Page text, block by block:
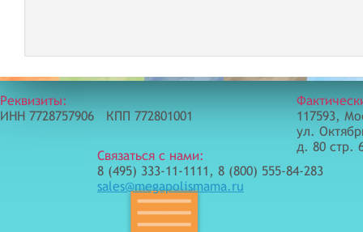
Реквизиты:
ИНН 7728757906 КПП 772801001
Связаться с нами:
8 (495) 333-11-1111, 8 (800) 555-84-283
sales@megapolismama.ru
117593,
ул.
д. 80 стр.